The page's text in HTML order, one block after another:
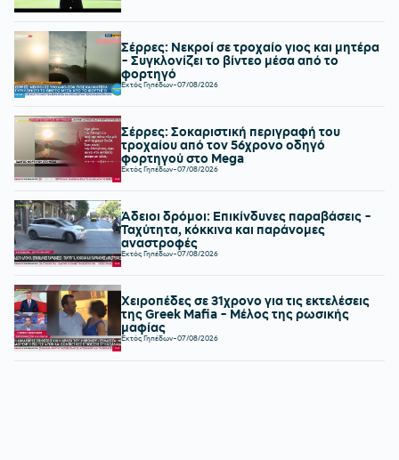
Σέρρες: Νεκροί σε τροχαίο γιος και μητέρα
- Συγκλονίζει το βίντεο μέσα από το
φορτηγό
Εκτός Γηπέδων-07/08/2026
Σέρρες: Σοκαριστική περιγραφή του
τροχαίου από τον 56χρονο οδηγό
φορτηγού στο Mega
Εκτός Γηπέδων-07/08/2026
Άδειοι δρόμοι: Επικίνδυνες παραβάσεις -
Ταχύτητα, κόκκινα και παράνομες
αναστροφές
Εκτός Γηπέδων-07/08/2026
Χειροπέδες σε 31χρονο για τις εκτελέσεις
της Greek Mafia - Μέλος της ρωσικής
μαφίας
Εκτός Γηπέδων-07/08/2026